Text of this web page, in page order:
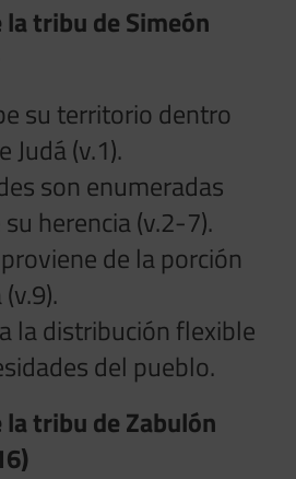
la tribu de Simeón
su territorio dentro
(v.1).
son enumeradas
herencia (v.2-7).
de la porción
la distribución flexible
del pueblo.
la tribu de Zabulón